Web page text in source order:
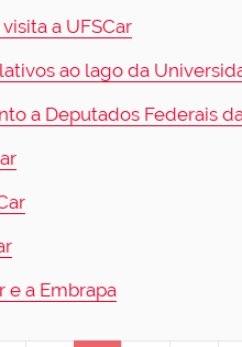
a UFSCar
ao lago da
a Deputados Federais
e a Embrapa